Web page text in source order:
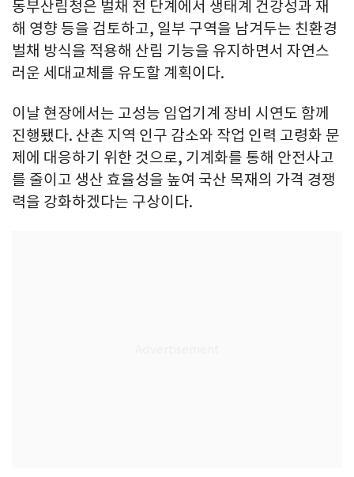
동부산림청은 벌채 전 단계에서 생태계 건강성과 재
해 영향 등을 검토하고, 일부 구역을 남겨두는 친환경
벌채 방식을 적용해 산림 기능을 유지하면서 자연스
러운 세대교체를 유도할 계획이다.
이날 현장에서는 고성능 임업기계 장비 시연도 함께
진행됐다. 산촌 지역 인구 감소와 작업 인력 고령화 문
제에 대응하기 위한 것으로, 기계화를 통해 안전사고
를 줄이고 생산 효율성을 높여 국산 목재의 가격 경쟁
력을 강화하겠다는 구상이다.